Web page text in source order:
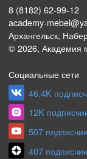
8 (8182) 62-99-12
academy-
Архангельск,
©2026,
Социальные сети
46.4K
12K
507
407